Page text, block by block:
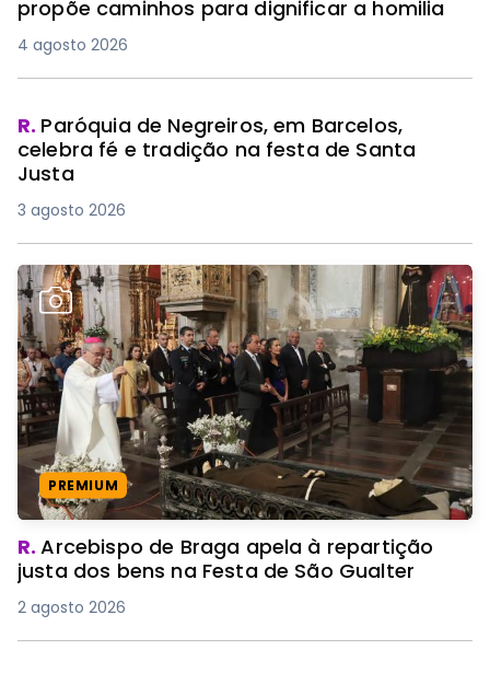
propõe caminhos para dignificar a homilia
4 agosto 2026
R. Paróquia de Negreiros, em Barcelos,
celebra fé e tradição na festa de Santa
Justa
3 agosto 2026
PREMIUM
R.Arcebispo de Braga apela à repartição
justa dos bens na Festa de São Gualter
2 agosto 2026